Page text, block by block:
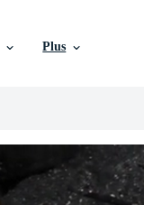
Plus